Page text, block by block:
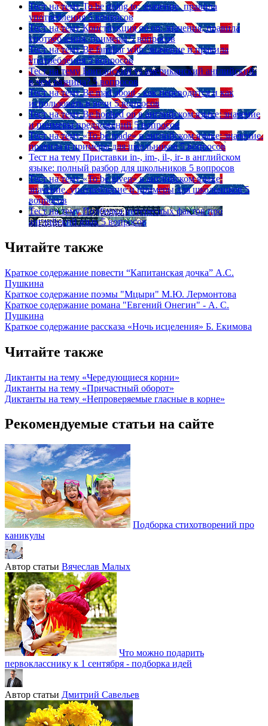
Тест на тему To be going to: значение, правила
употребления 5 вопросов
Тест на тему Конструкция go on: значения, правила
употребления, примеры 5 вопросов
Тест на тему Be familiar with: значение и правила
употребления 5 вопросов
Тест на тему Британский vs американский английский:
в чем разница? 5 вопросов
Тест на тему Be mad about - как переводится и как
использовать в речи 5 вопросов
Тест на тему Be hooked on в английском языке: значение
и примеры предложений 5 вопросов
Тест на тему «To be made» в английском языке: значение,
правила и примеры для школьников 5 вопросов
Тест на тему Приставки in-, im-, il-, ir- в английском
языке: полный разбор для школьников 5 вопросов
Тест на тему «To be given» в английском языке:
значение, употребление и примеры для школьников 5
вопросов
Тест на тему Подборка интересных фактов про
английский язык 5 вопросов
Читайте также
Краткое содержание повести “Капитанская дочка” А.С.
Пушкина
Краткое содержание поэмы "Мцыри" М.Ю. Лермонтова
Краткое содержание романа "Евгений Онегин" - А. С.
Пушкина
Краткое содержание рассказа «Ночь исцеления» Б. Екимова
Читайте также
Диктанты на тему «Чередующиеся корни»
Диктанты на тему «Причастный оборот»
Диктанты на тему «Непроверяемые гласные в корне»
Рекомендуемые статьи на сайте
Подборка стихотворений про
каникулы
Автор статьи Вячеслав Малых
Что можно подарить
первокласснику к 1 сентября - подборка идей
Автор статьи Дмитрий Савельев